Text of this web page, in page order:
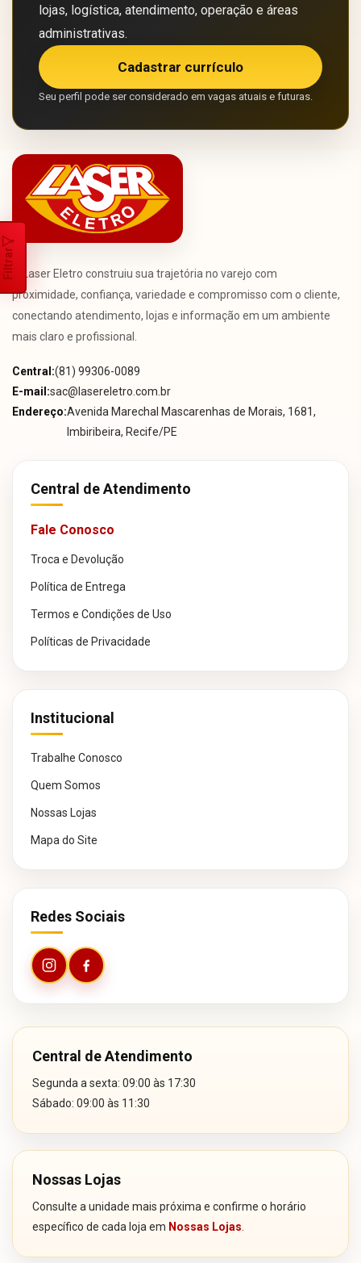
Filtrar
lojas, logística, atendimento, operação e áreas
administrativas.
Cadastrar currículo
Seu perfil pode ser considerado em vagas atuais e futuras.
A Laser Eletro construiu sua trajetória no varejo com
proximidade, confiança, variedade e compromisso com o cliente,
conectando atendimento, lojas e informação em um ambiente
mais claro e profissional.
Central:(81) 99306-0089
E-mail:sac@lasereletro.com.br
Endereço:Avenida Marechal Mascarenhas de Morais, 1681,
Imbiribeira, Recife/PE
Central de Atendimento
Fale Conosco
Troca e Devolução
Política de Entrega
Termos e Condições de Uso
Políticas de Privacidade
Institucional
Trabalhe Conosco
Quem Somos
Nossas Lojas
Mapa do Site
Redes Sociais
Central de Atendimento
Segunda a sexta: 09:00 às 17:30
Sábado: 09:00 às 11:30
Nossas Lojas
Consulte a unidade mais próxima e confirme o horário
específico de cada loja em Nossas Lojas